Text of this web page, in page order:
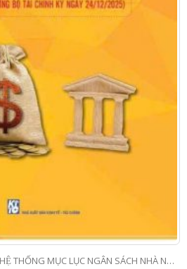
THÔNG TƯ 130/2025/TT-BTC HỆ THỐNG MỤC LỤC NGÂN SÁCH NHÀ NƯỚC